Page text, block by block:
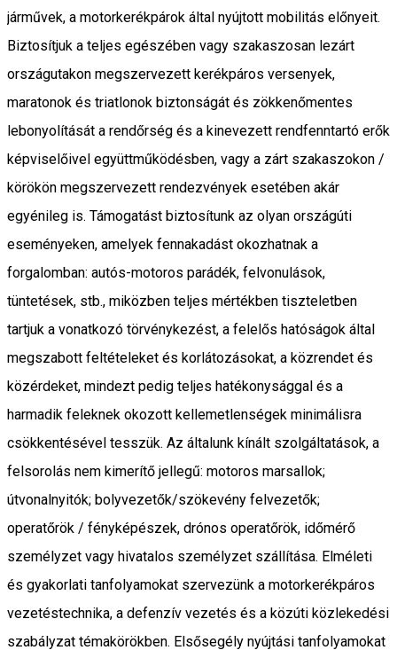
járművek, a motorkerékpárok által nyújtott mobilitás előnyeit.
Biztosítjuk a teljes egészében vagy szakaszosan lezárt
országutakon megszervezett kerékpáros versenyek,
maratonok és triatlonok biztonságát és zökkenőmentes
lebonyolítását a rendőrség és a kinevezett rendfenntartó erők
képviselőivel együttműködésben, vagy a zárt szakaszokon /
körökön megszervezett rendezvények esetében akár
egyénileg is. Támogatást biztosítunk az olyan országúti
eseményeken, amelyek fennakadást okozhatnak a
forgalomban: autós-motoros parádék, felvonulások,
tüntetések, stb., miközben teljes mértékben tiszteletben
tartjuk a vonatkozó törvénykezést, a felelős hatóságok által
megszabott feltételeket és korlátozásokat, a közrendet és
közérdeket, mindezt pedig teljes hatékonysággal és a
harmadik feleknek okozott kellemetlenségek minimálisra
csökkentésével tesszük. Az általunk kínált szolgáltatások, a
felsorolás nem kimerítő jellegű: motoros marsallok;
útvonalnyitók; bolyvezetők/szökevény felvezetők;
operatőrök / fényképészek, drónos operatőrök, időmérő
személyzet vagy hivatalos személyzet szállítása. Elméleti
és gyakorlati tanfolyamokat szervezünk a motorkerékpáros
vezetéstechnika, a defenzív vezetés és a közúti közlekedési
szabályzat témakörökben. Elsősegély nyújtási tanfolyamokat